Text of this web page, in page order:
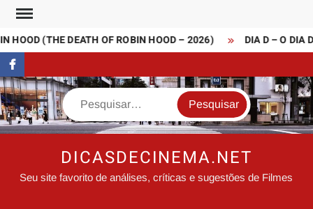
Skip
content
HOOD (THE DEATH OF ROBIN HOOD – 2026) DIA D – O DIA
FaceBook
Search
DICASDECINEMA.NET
Seu site favorito de análises, críticas e sugestões de Filmes